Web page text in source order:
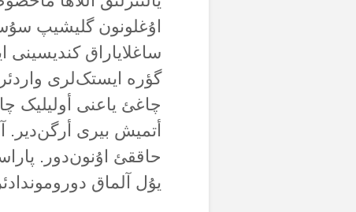
اۇغلونون گلیشیپ
ساغلایاراق کندیسینی
گؤرە ایستک‌لری
چاغئ یاعنی أولیلیک
أتمیش بیری أرگن‌دیر.
حاققئ اۇنون‌دور.
یۇل آلماق